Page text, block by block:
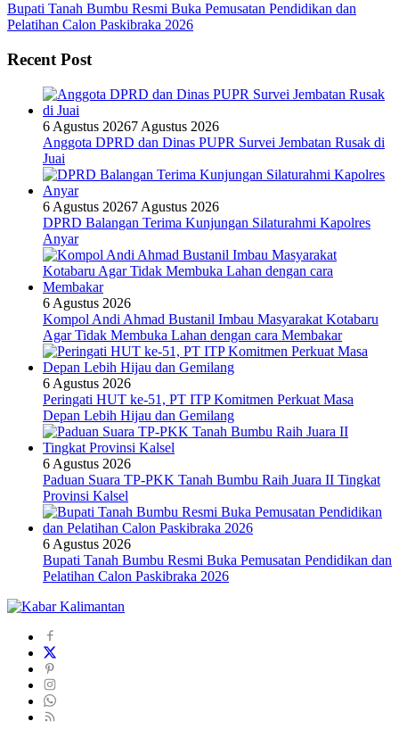
Bupati Tanah Bumbu Resmi Buka Pemusatan Pendidikan dan
Pelatihan Calon Paskibraka 2026
Recent Post
6 Agustus 20267 Agustus 2026
Anggota DPRD dan Dinas PUPR Survei Jembatan Rusak di
Juai
6 Agustus 20267 Agustus 2026
DPRD Balangan Terima Kunjungan Silaturahmi Kapolres
Anyar
6 Agustus 2026
Kompol Andi Ahmad Bustanil Imbau Masyarakat Kotabaru
Agar Tidak Membuka Lahan dengan cara Membakar
6 Agustus 2026
Peringati HUT ke-51, PT ITP Komitmen Perkuat Masa
Depan Lebih Hijau dan Gemilang
6 Agustus 2026
Paduan Suara TP-PKK Tanah Bumbu Raih Juara II Tingkat
Provinsi Kalsel
6 Agustus 2026
Bupati Tanah Bumbu Resmi Buka Pemusatan Pendidikan dan
Pelatihan Calon Paskibraka 2026